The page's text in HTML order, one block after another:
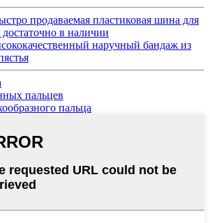
продаваемая пластиковая шина для
в наличии
наручный бандаж из
пальцев
пальца